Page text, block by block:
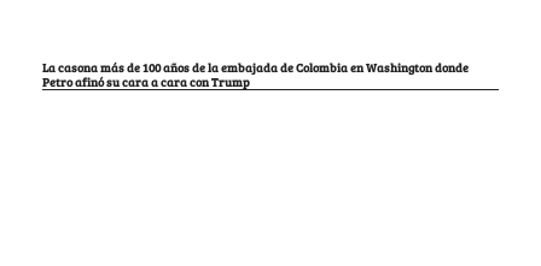
La casona más de 100 años de la embajada de Colombia en Washington donde
Petro afinó su cara a cara con Trump